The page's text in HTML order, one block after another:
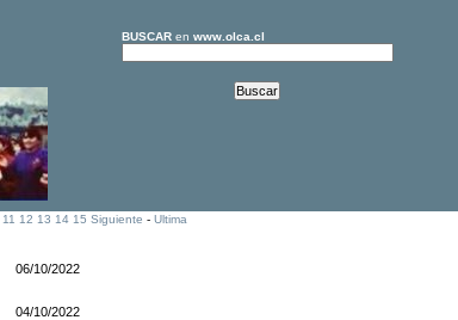
BUSCARen www.olca.cl
11 12 13 14 15 Siguiente - Ultima
06/10/2022
04/10/2022